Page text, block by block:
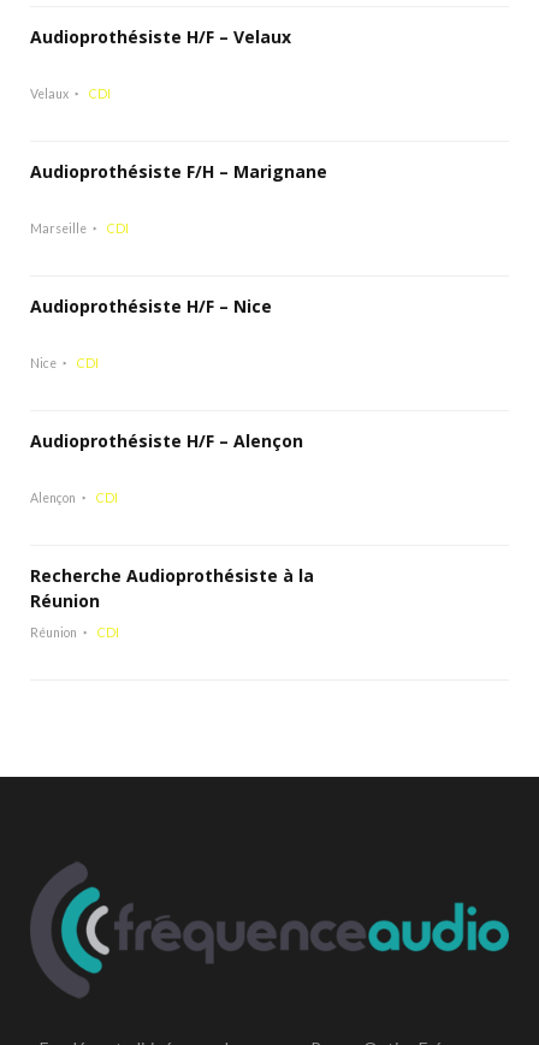
Audioprothésiste H/F – Velaux
Velaux CDI
Audioprothésiste F/H – Marignane
Marseille CDI
Audioprothésiste H/F – Nice
Nice CDI
Audioprothésiste H/F – Alençon
Alençon CDI
Recherche Audioprothésiste à la
Réunion
Réunion CDI